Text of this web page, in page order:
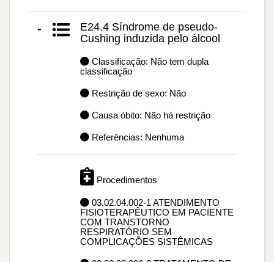
-
E24.4 Síndrome de pseudo-
Cushing induzida pelo álcool
Classificação: Não tem dupla
classificação
Restrição de sexo: Não
Causa óbito: Não há restrição
Referências: Nenhuma
Procedimentos
03.02.04.002-1 ATENDIMENTO
FISIOTERAPÊUTICO EM PACIENTE
COM TRANSTORNO
RESPIRATÓRIO SEM
COMPLICAÇÕES SISTÊMICAS